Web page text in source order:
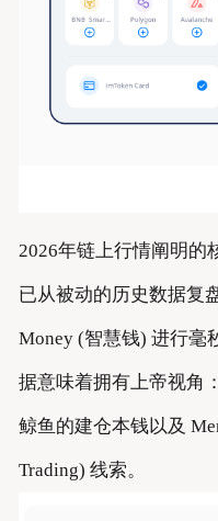
2026年链上行情阐明的
已从被动的历史数据复
Money (智慧钱) 进行毫
据意味着拥有上帝视角
鲸鱼的建仓本钱以及
Trading) 线索。